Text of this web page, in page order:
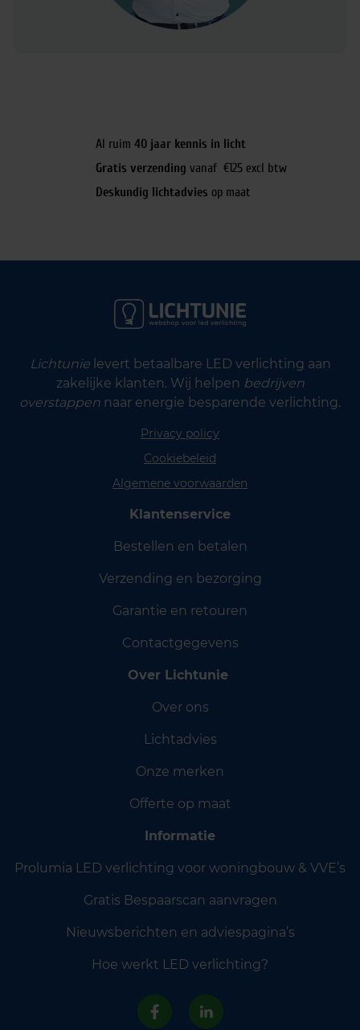
Al ruim 40 jaar kennis in licht
Gratis verzending vanaf €125 excl btw
Deskundig lichtadvies op maat
Lichtunielevert betaalbare LED verlichting aan
zakelijke klanten. Wij helpen bedrijven
overstappen naar energie besparende verlichting.
Privacy policy
Cookiebeleid
Algemene voorwaarden
Klantenservice
Bestellen en betalen
Verzending en bezorging
Garantie en retouren
Contactgegevens
Over Lichtunie
Over ons
Lichtadvies
Onze merken
Offerte op maat
Informatie
Prolumia LED verlichting voor woningbouw & VVE’s
Gratis Bespaarscan aanvragen
Nieuwsberichten en adviespagina’s
Hoe werkt LED verlichting?